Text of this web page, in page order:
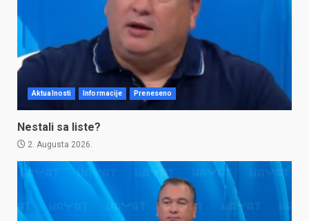
Aktualnosti Informacije Preneseno
Nestali sa liste?
2. Augusta 2026.